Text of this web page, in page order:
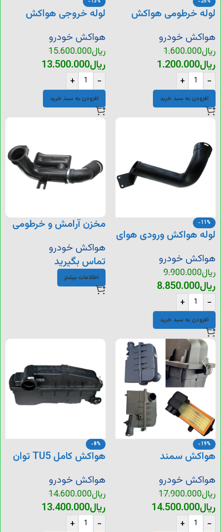
لوله خرطومی هواکش
هواکش خودرو
ریال1.600.000
ریال1.200.000
-
+
افزودن به سبد خرید
لوله خروجی هواکش
هواکش خودرو
ریال15.600.000
ریال13.500.000
-
+
افزودن به سبد خرید
-11%
لوله هواکش ورودی هوای
هواکش خودرو
ریال9.900.000
ریال8.850.000
-
+
افزودن به سبد خرید
مخزن آرامش و خرطومی
هواکش خودرو
تماس بگیرید
اطلاعات بیشتر
-19%
هواکش سمند
هواکش خودرو
ریال17.900.000
ریال14.500.000
-
+
-8%
هواکش کامل TU5 توان
هواکش خودرو
ریال14.600.000
ریال13.400.000
-
+